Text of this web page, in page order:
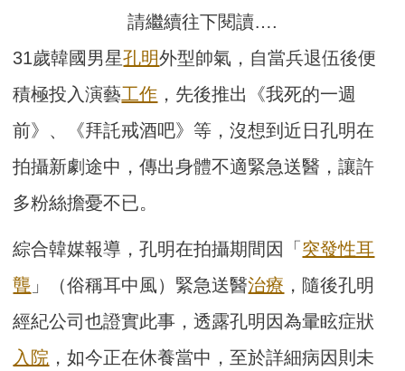
請繼續往下閱讀….
31歲韓國男星孔明外型帥氣，自當兵退伍後便
積極投入演藝工作 ，先後推出《我死的一週
前》、《拜託戒酒吧》等，沒想到近日孔明在
拍攝新劇途中，傳出身體不適緊急送醫，讓許
多粉絲擔憂不已。
綜合韓媒報導，孔明在拍攝期間因「 突發性耳
聾 」（俗稱耳中風）緊急送醫治療 ，隨後孔明
經紀公司也證實此事，透露孔明因為暈眩症狀
入院 ，如今正在休養當中，至於詳細病因則未